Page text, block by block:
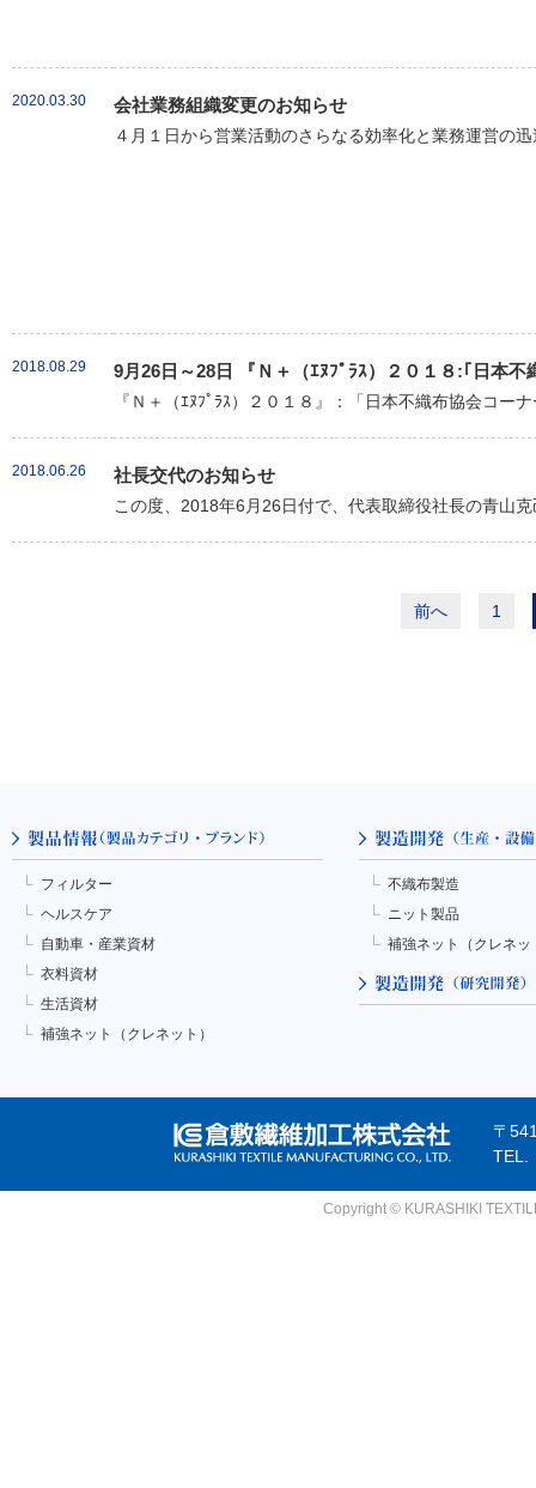
2020.03.30 会社業務組織変更のお知らせ
４月１日から営業活動のさらなる効率化と業務運営の
2018.08.29 9月26日～28日 『Ｎ＋（ｴﾇﾌﾟﾗｽ）２０１８:｢日本
『Ｎ＋（ｴﾇﾌﾟﾗｽ）２０１８』：「日本不織布協会コー
2018.06.26 社長交代のお知らせ
この度、2018年6月26日付で、代表取締役社長の青山
前へ 1
フィルター
ヘルスケア
自動車・産業資材
衣料資材
生活資材
補強ネット（クレネット）
不織布製造
ニット製品
補強ネット（クレネッ
〒
TEL.
Copyright © KURASHIKI